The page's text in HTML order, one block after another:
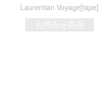
Laurentian Voyage[tape]
お問合せ商品